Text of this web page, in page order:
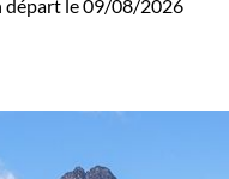
départ le 09/08/2026